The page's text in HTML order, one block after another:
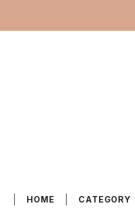
HOME CATEGORY